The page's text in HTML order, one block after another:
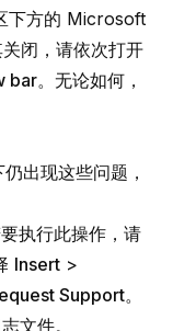
下方的 Microsoft
闭，请依次打开
bar。无论如何，
出现这些问题，
执行此操作，请
Insert >
Support。
文件。